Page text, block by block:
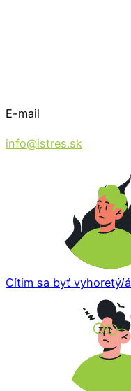
E-mail
info@istres.sk
Cítim sa byť vyhoretý/á